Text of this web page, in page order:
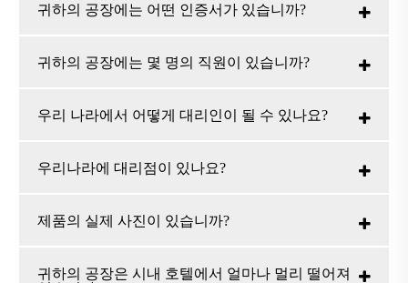
귀하의 공장에는 어떤 인증서가 있습니까?
귀하의 공장에는 몇 명의 직원이 있습니까?
우리 나라에서 어떻게 대리인이 될 수 있나요?
우리나라에 대리점이 있나요?
제품의 실제 사진이 있습니까?
귀하의 공장은 시내 호텔에서 얼마나 멀리 떨어져